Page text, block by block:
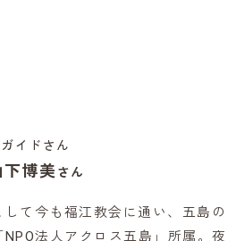
ガイドさん
下博美 さん
て今も福江教会に通い、五島の
法人アクロス五島」所属。夜